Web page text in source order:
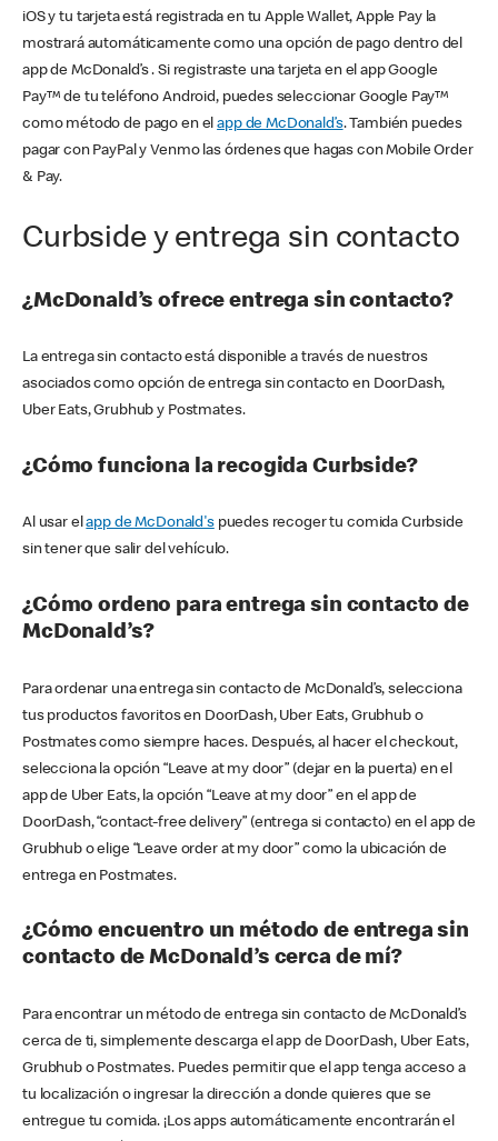
iOS y tu tarjeta está registrada en tu Apple Wallet, Apple Pay la
mostrará automáticamente como una opción de pago dentro del
app de McDonald’s . Si registraste una tarjeta en el app Google
Pay™ de tu teléfono Android, puedes seleccionar Google Pay™
como método de pago en elapp de McDonald’s. También puedes
pagar con PayPal y Venmo las órdenes que hagas con Mobile Order
& Pay.
Curbside y entrega sin contacto
¿McDonald’s ofrece entrega sin contacto?
La entrega sin contacto está disponible a través de nuestros
asociados como opción de entrega sin contacto en DoorDash,
Uber Eats, Grubhub y Postmates.
¿Cómo funciona la recogida Curbside?
Al usar elapp de McDonald'spuedes recoger tu comida Curbside
sin tener que salir del vehículo.
¿Cómo ordeno para entrega sin contacto de
McDonald’s?
Para ordenar una entrega sin contacto de McDonald’s, selecciona
tus productos favoritos en DoorDash, Uber Eats, Grubhub o
Postmates como siempre haces. Después, al hacer el checkout,
selecciona la opción “Leave at my door” (dejar en la puerta) en el
app de Uber Eats, la opción “Leave at my door” en el app de
DoorDash, “contact-free delivery” (entrega si contacto) en el app de
Grubhub o elige “Leave order at my door” como la ubicación de
entrega en Postmates.
¿Cómo encuentro un método de entrega sin
contacto de McDonald’s cerca de mí?
Para encontrar un método de entrega sin contacto de McDonald’s
cerca de ti, simplemente descarga el app de DoorDash, Uber Eats,
Grubhub o Postmates. Puedes permitir que el app tenga acceso a
tu localización o ingresar la dirección a donde quieres que se
entregue tu comida. ¡Los apps automáticamente encontrarán el